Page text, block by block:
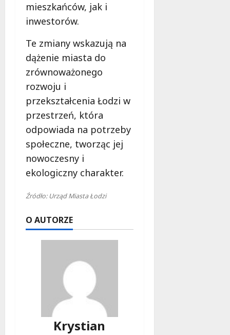
mieszkańców, jak i
inwestorów.
Te zmiany wskazują na
dążenie miasta do
zrównoważonego
rozwoju i
przekształcenia Łodzi w
przestrzeń, która
odpowiada na potrzeby
społeczne, tworząc jej
nowoczesny i
ekologiczny charakter.
Źródło: Urząd Miasta Łodzi
O AUTORZE
Krystian